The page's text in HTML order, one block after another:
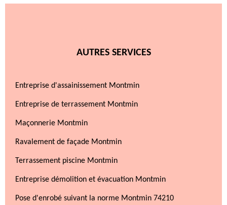
AUTRES SERVICES
Entreprise d'assainissement Montmin
Entreprise de terrassement Montmin
Maçonnerie Montmin
Ravalement de façade Montmin
Terrassement piscine Montmin
Entreprise démolition et évacuation Montmin
Pose d'enrobé suivant la norme Montmin 74210